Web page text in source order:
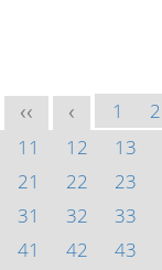
<< < 1 2
11
12 13
21
22 23
31
32 33
41
42 43